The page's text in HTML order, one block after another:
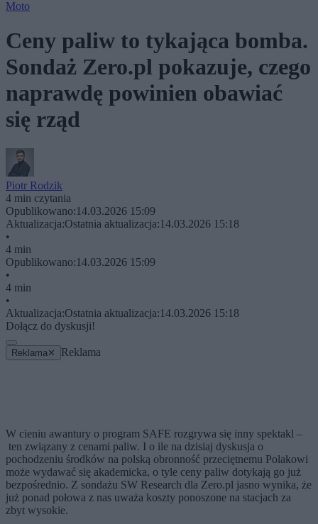
Moto
Ceny paliw to tykająca bomba.
Sondaż Zero.pl pokazuje, czego
naprawdę powinien obawiać
się rząd
Piotr Rodzik
4 min czytania
Opublikowano:14.03.2026 15:09
Aktualizacja:Ostatnia aktualizacja:14.03.2026 15:18
•
4 min
Opublikowano:14.03.2026 15:09
•
4 min
•
Aktualizacja:Ostatnia aktualizacja:14.03.2026 15:18
Dołącz do dyskusji!
Reklama ✕ Reklama
W cieniu awantury o program SAFE rozgrywa się inny spektakl –
ten związany z cenami paliw. I o ile na dzisiaj dyskusja o
pochodzeniu środków na polską obronność przeciętnemu Polakowi
może wydawać się akademicka, o tyle ceny paliw dotykają go już
bezpośrednio. Z sondażu SW Research dla Zero.pl jasno wynika, że
już ponad połowa z nas uważa koszty ponoszone na stacjach za
zbyt wysokie.